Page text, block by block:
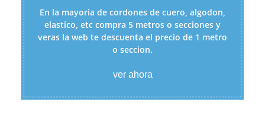
En la mayoria de cordones de cuero, algodon,
elastico, etc compra 5 metros o secciones y
veras la web te descuenta el precio de 1 metro
o seccion.
ver ahora